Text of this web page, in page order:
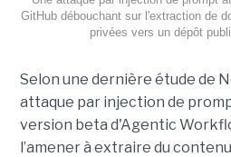
GitHub débouchant sur l'extraction de
privées vers un dépôt
Selon une dernière étude de
attaque par injection de
version beta d'Agentic
l’amener à extraire du